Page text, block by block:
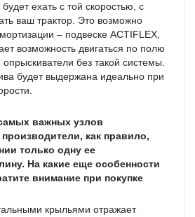
ехать с той скоростью, с
ваш трактор. Это возможно
– подвеске ACTIFLEX,
возможность двигаться по полю
без такой системы.
будет выдержана идеально при
важных узлов
как правило,
только одну ее
На какие еще особенности
внимание при покупке
крыльями отражает